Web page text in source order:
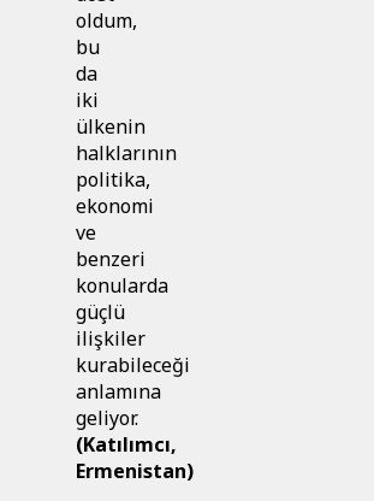
oldum,
bu
da
iki
ülkenin
halklarının
politika,
ekonomi
ve
benzeri
konularda
güçlü
ilişkiler
kurabileceği
anlamına
geliyor.
(Katılımcı,
Ermenistan)